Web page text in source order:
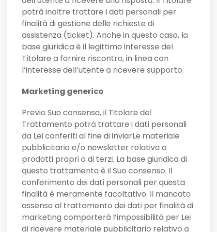
potrà inoltre trattare i dati personali per
finalità di gestione delle richieste di
assistenza (ticket). Anche in questo caso, la
base giuridica è il legittimo interesse del
Titolare a fornire riscontro, in linea con
l’interesse dell’utente a ricevere supporto.
Marketing generico
Previo Suo consenso, il Titolare del
Trattamento potrà trattare i dati personali
da Lei conferiti al fine di inviarLe materiale
pubblicitario e/o newsletter relativo a
prodotti propri o di terzi. La base giuridica di
questo trattamento è il Suo consenso. Il
conferimento dei dati personali per questa
finalità è meramente facoltativo. Il mancato
assenso al trattamento dei dati per finalità di
marketing comporterà l’impossibilità per Lei
di ricevere materiale pubblicitario relativo a